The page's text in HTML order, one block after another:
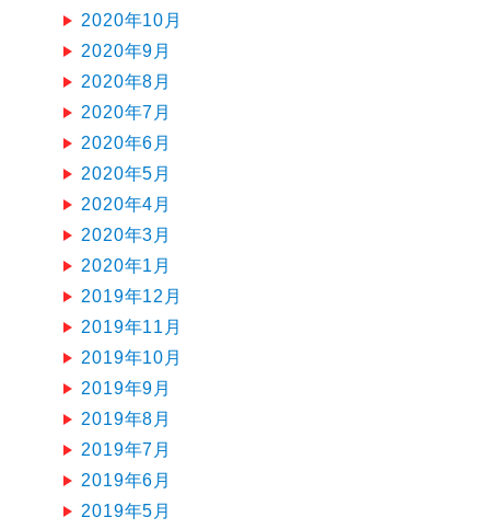
2020年10月
2020年9月
2020年8月
2020年7月
2020年6月
2020年5月
2020年4月
2020年3月
2020年1月
2019年12月
2019年11月
2019年10月
2019年9月
2019年8月
2019年7月
2019年6月
2019年5月